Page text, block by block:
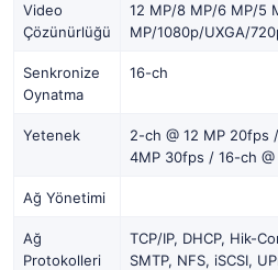
Video
Çözünürlüğü
12 MP/8 MP/6 MP/5
MP/1080p/UXGA/
Senkronize
Oynatma
16-ch
Yetenek
2-ch @ 12 MP 20fps
4MP 30fps / 16-ch
Ağ Yönetimi
Ağ
Protokolleri
TCP/IP, DHCP, Hik-
SMTP, NFS, iSCSI,